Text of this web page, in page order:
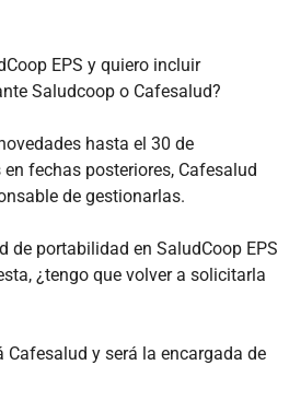
EPS y quiero incluir
Saludcoop o Cafesalud?
hasta el 30 de
fechas posteriores, Cafesalud
de gestionarlas.
de portabilidad en SaludCoop EPS
¿tengo que volver a solicitarla
Cafesalud y será la encargada de